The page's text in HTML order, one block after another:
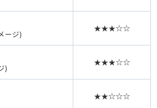
ージ)
★★★☆☆
)
★★★☆☆
★★☆☆☆